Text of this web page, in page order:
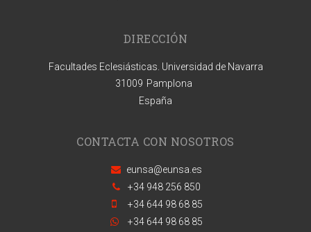
DIRECCIÓN
Facultades Eclesiásticas. Universidad de Navarra
31009 Pamplona
España
CONTACTA CON NOSOTROS
eunsa@eunsa.es
+34 948 256 850
+34 644 98 68 85
+34 644 98 68 85